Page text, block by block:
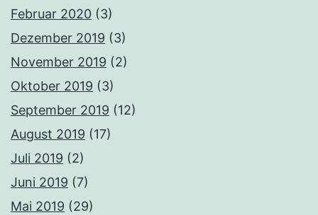
Februar 2020 (3)
Dezember 2019 (3)
November 2019 (2)
Oktober 2019 (3)
September 2019 (12)
August 2019 (17)
Juli 2019 (2)
Juni 2019 (7)
Mai 2019 (29)